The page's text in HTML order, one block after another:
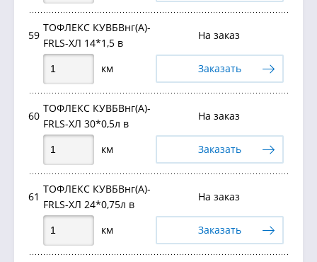
59
ТОФЛЕКС КУВБВнг(А)-
FRLS-ХЛ 14*1,5 в
На заказ
км Заказать
60
ТОФЛЕКС КУВБВнг(А)-
FRLS-ХЛ 30*0,5л в
На заказ
км Заказать
61
ТОФЛЕКС КУВБВнг(А)-
FRLS-ХЛ 24*0,75л в
На заказ
км Заказать